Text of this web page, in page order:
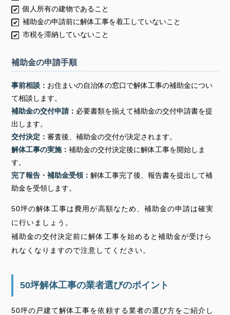
個人所有の建物であること
補助金の申請前に解体工事を着工していないこと
市税を滞納していないこと
補助金の申請手順
事前相談： お住まいの自治体の窓口で解体工事の補助金につい
て相談します。
補助金の交付申請： 必要書類を揃えて補助金の交付申請書を提
出します。
交付決定：審査後、補助金の交付が決定されます。
解体工事の実施：補助金の交付決定後に解体工事を開始しま
す。
完了報告・補助金受領：解体工事完了後、報告書を提出して補
助金を受領します。
50坪の解体工事は費用が高額なため、補助金の申請は確実
に行いましょう。
補助金の交付決定前に解体工事を始めると補助金が受けら
れなくなりますので注意してください。
50坪解体工事の業者選びのポイント
50坪の戸建て解体工事を依頼する業者の選び方をご紹介し